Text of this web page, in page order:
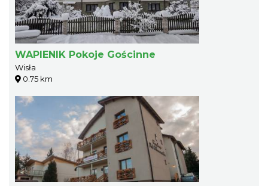
WAPIENIK Pokoje Gościnne
Wisła
0.75 km